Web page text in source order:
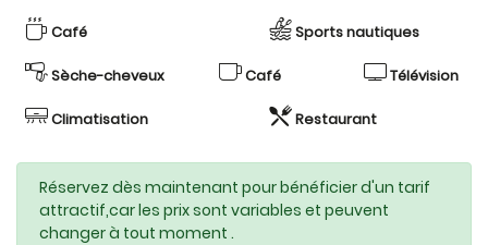
Café Sports nautiques
Sèche-cheveux Café Télévision
Climatisation Restaurant
Réservez dès maintenant pour bénéficier d'un tarif
attractif,car les prix sont variables et peuvent
changer à tout moment .